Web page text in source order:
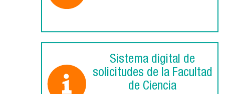
Sistema digital de
solicitudes de la Facultad
de Ciencia